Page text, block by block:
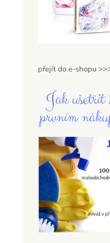
přejít do e-shopu
Jak
prvním